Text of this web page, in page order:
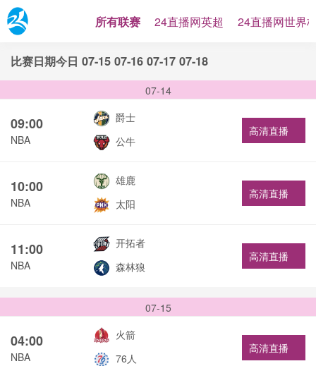
所有联赛 24直播网英超 24直播网世界
比赛日期今日 07-15 07-16 07-17 07-18
07-14
09:00
NBA
爵士
公牛
高清直播
10:00
NBA
雄鹿
太阳
高清直播
11:00
NBA
开拓者
森林狼
高清直播
07-15
04:00
NBA
火箭
76人
高清直播